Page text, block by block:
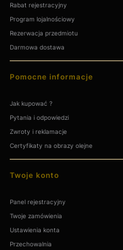
Rabat rejestracyjny
Program lojalnościowy
Rezerwacja przedmiotu
Darmowa dostawa
Pomocne informacje
Jak kupować ?
Pytania i odpowiedzi
Zwroty i reklamacje
Certyfikaty na obrazy olejne
Twoje konto
Panel rejestracyjny
Twoje zamówienia
Ustawienia konta
Przechowalnia